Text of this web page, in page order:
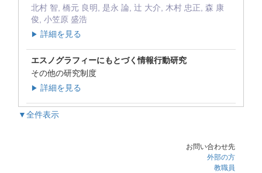
北村 智, 橋元 良明, 是永 論, 辻 大介, 木村 忠正, 森 康
俊, 小笠原 盛浩
▶ 詳細を見る
エスノグラフィーにもとづく情報行動研究
その他の研究制度
▶ 詳細を見る
▼全件表示
お問い合わせ先
外部の方
教職員